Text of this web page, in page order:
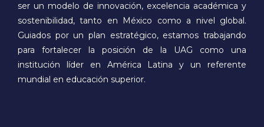
ser un modelo de innovación, excelencia académica y
sostenibilidad, tanto en México como a nivel global.
Guiados por un plan estratégico, estamos trabajando
para fortalecer la posición de la UAG como una
institución líder en América Latina y un referente
mundial en educación superior.